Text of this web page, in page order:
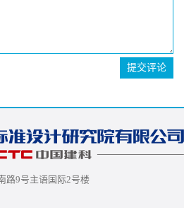
提交评论
路9号主语国际2号楼